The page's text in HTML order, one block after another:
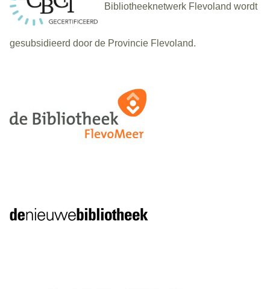
Bibliotheeknetwerk Flevoland wordt
gesubsidieerd door de Provincie Flevoland.